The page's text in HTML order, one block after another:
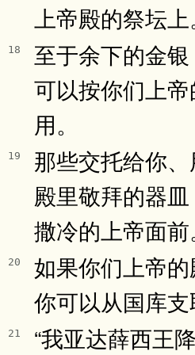
上帝殿的祭坛上
18
至于余下的金
可以按你们上
用。
19
那些交托给你
殿里敬拜的器
撒冷的上帝面前
20
如果你们上帝的
你可以从国库支
21
“我亚达薛西王